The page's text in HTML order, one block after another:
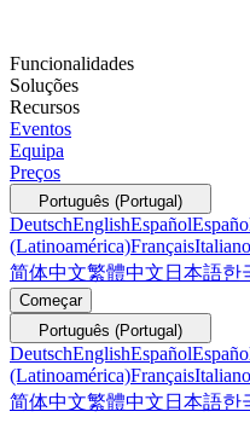
Funcionalidades
Soluções
Recursos
Eventos
Equipa
Preços
Português (Portugal)
DeutschEnglishEspañol
(Latinoamérica)FrançaisItaliano
简体中文繁體中文 日本語한
Começar
Português (Portugal)
DeutschEnglishEspañol
(Latinoamérica)FrançaisItaliano
简体中文繁體中文 日本語한